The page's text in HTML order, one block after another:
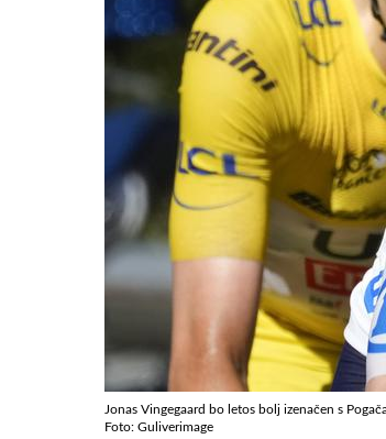
Jonas Vingegaard bo letos bolj izenačen s
Foto: Guliverimage